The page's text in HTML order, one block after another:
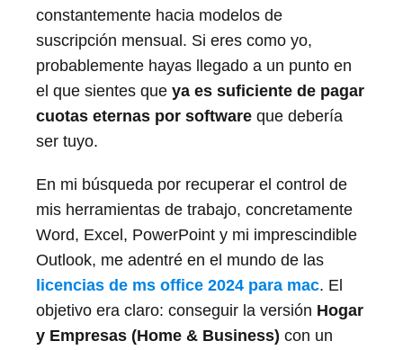
constantemente hacia modelos de
suscripción mensual. Si eres como yo,
probablemente hayas llegado a un punto en
el que sientes que ya es suficiente de pagar
cuotas eternas por software que debería
ser tuyo.
En mi búsqueda por recuperar el control de
mis herramientas de trabajo, concretamente
Word, Excel, PowerPoint y mi imprescindible
Outlook, me adentré en el mundo de las
licencias de ms office 2024 para mac. El
objetivo era claro: conseguir la versión Hogar
y Empresas (Home & Business) con un